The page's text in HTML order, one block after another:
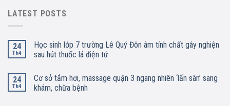
LATEST POSTS
24
Th4
Học sinh lớp 7 trường Lê Quý Đôn âm tính chất gây nghiện
sau hút thuốc lá điện tử
24
Th4
Cơ sở tắm hơi, massage quận 3 ngang nhiên ‘lấn sân’ sang
khám, chữa bệnh